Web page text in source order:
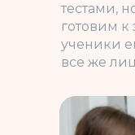
тестами,
готовим к
ученики
все же